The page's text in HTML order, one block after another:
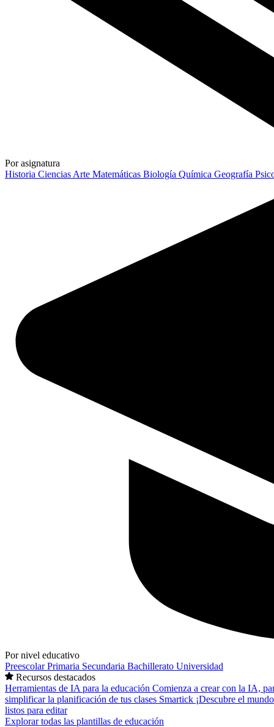
Por asignatura
Historia Ciencias Arte Matemáticas Biología Química Geografía
Por nivel educativo
PreescolarPrimaria Secundaria Bachillerato Universidad
Recursos destacados
Herramientas de IA para la educación Comienza a crear con la IA,
simplificar la planificación de tus clases Smartick ¡Descubre el
listos para editar
Explorar todas las plantillas de educación